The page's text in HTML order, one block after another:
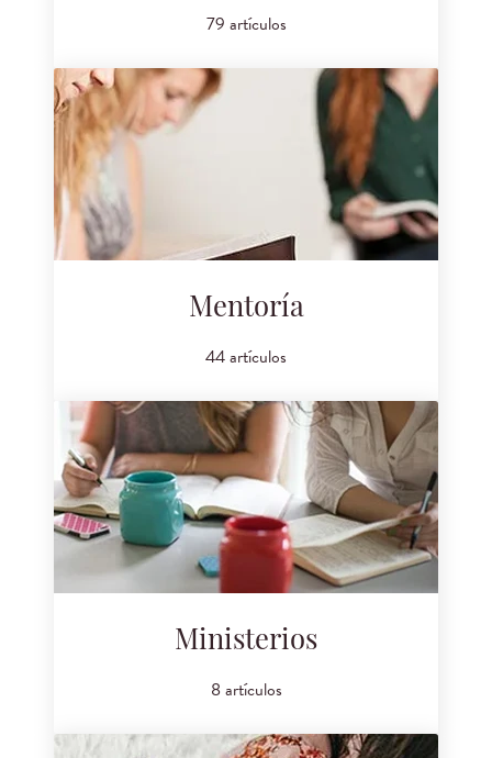
79 artículos
Mentoría
44 artículos
Ministerios
8 artículos